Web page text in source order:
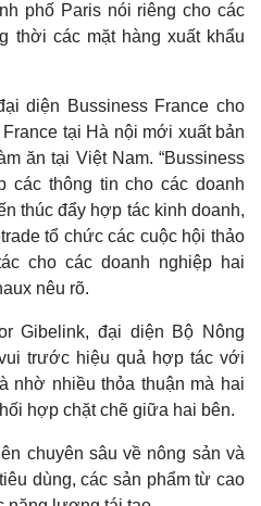
phố Paris nói riêng cho các
thời các mặt hàng xuất khẩu
diện Bussiness France cho
tại Hà nội mới xuất bản
ăn tại Việt Nam. “Bussiness
các thông tin cho các doanh
thúc đẩy hợp tác kinh doanh,
tổ chức các cuộc hội thảo
cho các doanh nghiệp hai
nêu rõ.
Gibelink, đại diện Bộ Nông
trước hiệu quả hợp tác với
nhờ nhiều thỏa thuận mà hai
hợp chặt chẽ giữa hai bên.
chuyên sâu về nông sản và
dùng, các sản phẩm từ cao